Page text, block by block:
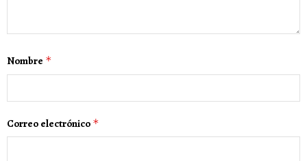
Nombre *
Correo electrónico *